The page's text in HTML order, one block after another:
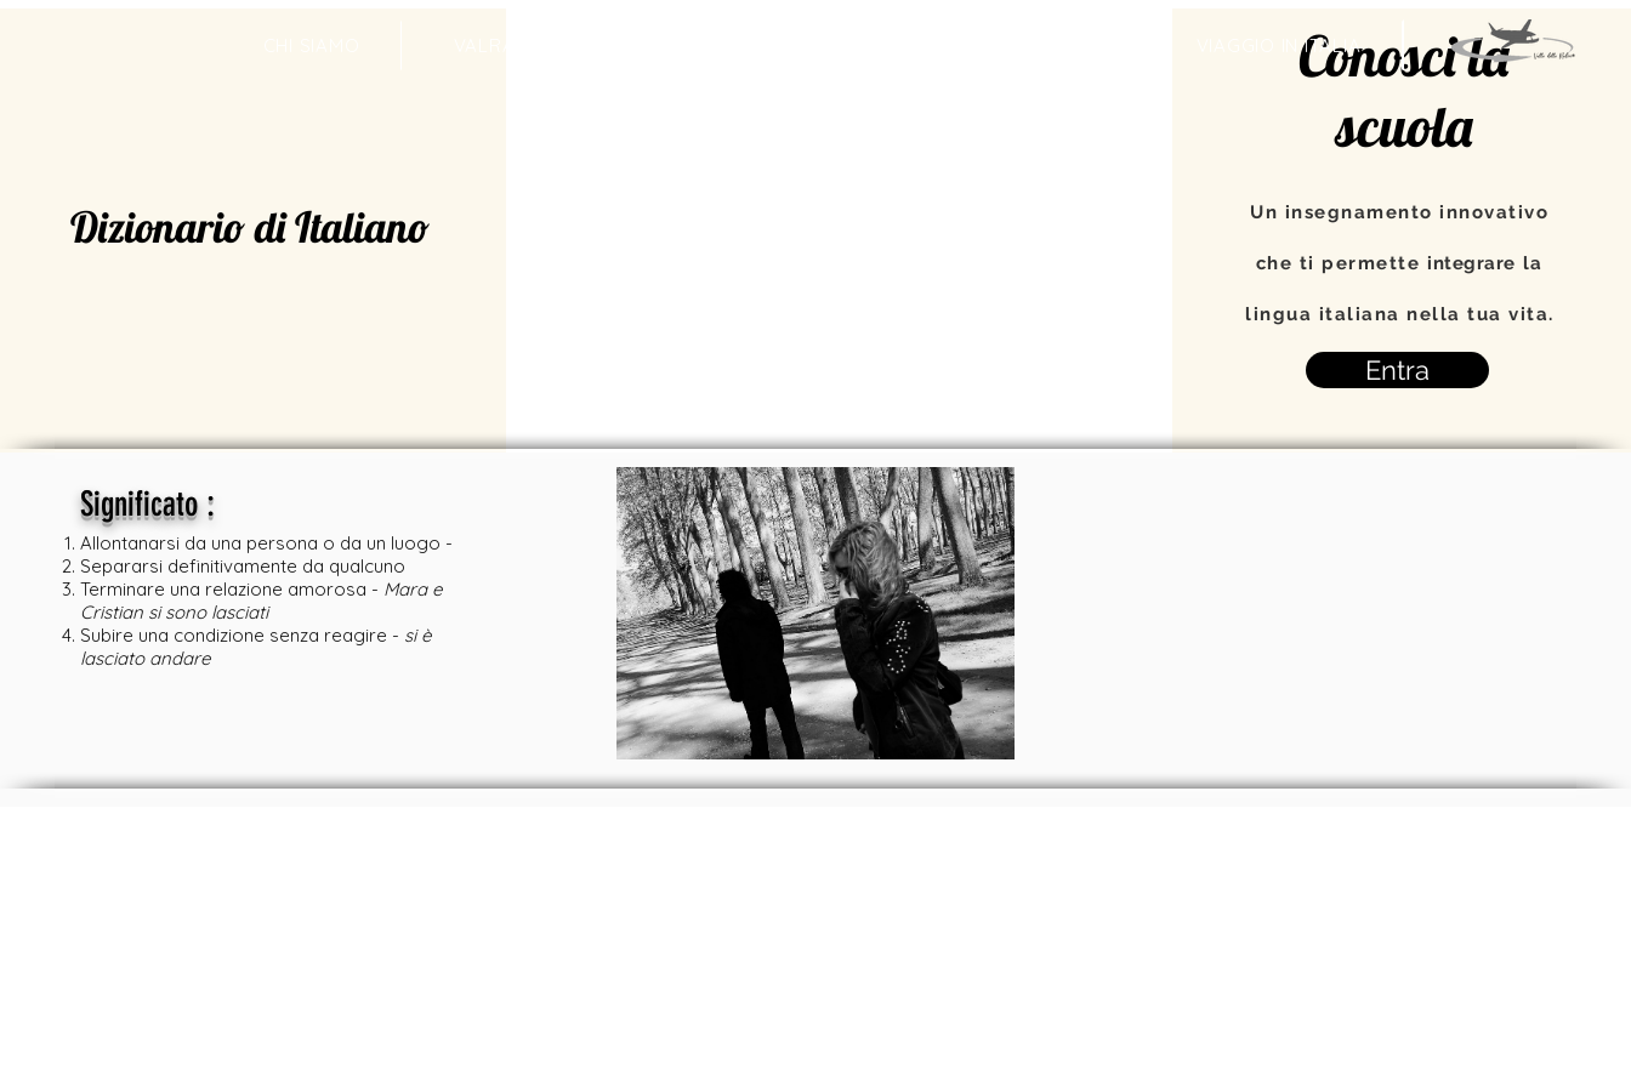
VIAGGIO IN ITALIA
Dizionario di Italiano
Conosci la
scuola
Un insegnamento innovativo
che ti permette integrare la
lingua italiana nella tua vita.
Entra
Significato:
Allontanarsi da una persona o da un luogo -
Separarsi definitivamente da qualcuno
Terminare una relazione amorosa - Mara e
Cristian si sono lasciati
Subire una condizione senza reagire - si è
lasciato andare